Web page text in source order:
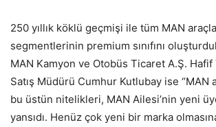
250 yıllık köklü geçmişi ile tüm MAN
segmentlerinin premium sınıfını
MAN Kamyon ve Otobüs Ticaret A.Ş.
Satış Müdürü Cumhur Kutlubay ise “MAN
bu üstün nitelikleri, MAN Ailesi’nin yeni
yansıdı. Henüz çok yeni bir marka